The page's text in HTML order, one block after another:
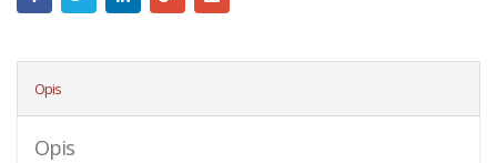
Opis
Opis